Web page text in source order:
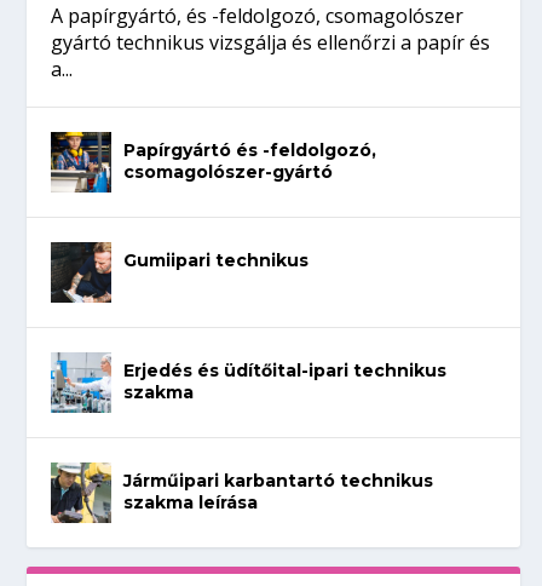
A papírgyártó, és -feldolgozó, csomagolószer
gyártó technikus vizsgálja és ellenőrzi a papír és
a...
Papírgyártó és -feldolgozó,
csomagolószer-gyártó
Gumiipari technikus
Erjedés és üdítőital-ipari technikus
szakma
Járműipari karbantartó technikus
szakma leírása